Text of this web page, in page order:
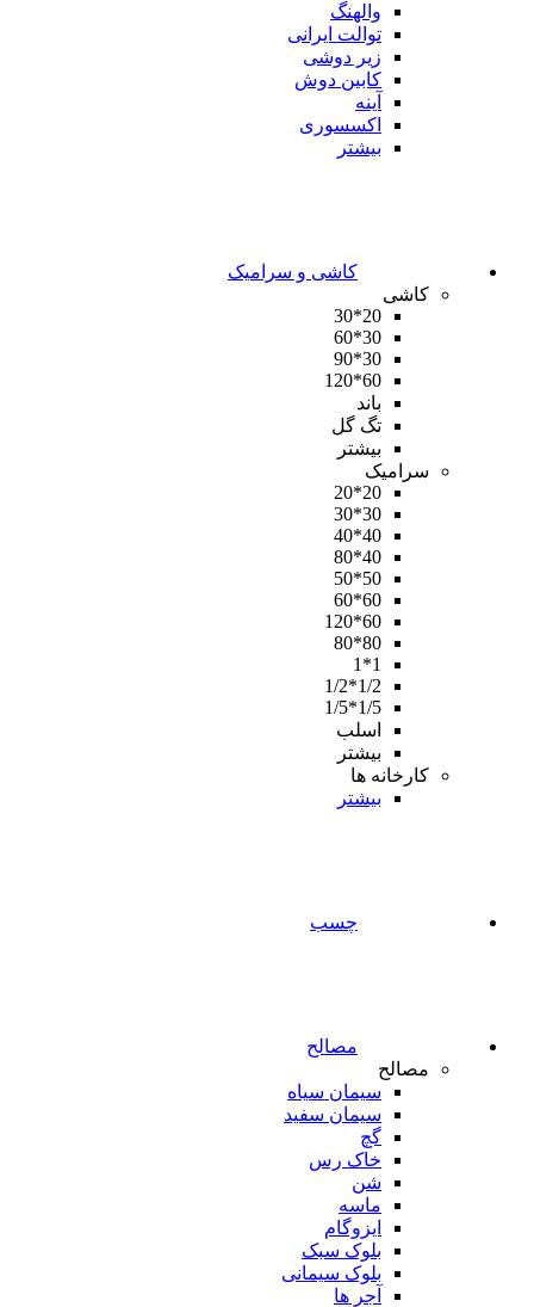
والهنگ
توالت ایرانی
زیر دوشی
کابین دوش
آینه
اکسسوری
بیشتر
کاشی و سرامیک
کاشی
20*30
30*60
30*90
60*120
باند
تگ گل
بیشتر
سرامیک
20*20
30*30
40*40
40*80
50*50
60*60
60*120
80*80
1*1
1/2*1/2
1/5*1/5
اسلب
بیشتر
کارخانه ها
بیشتر
چسب
مصالح
مصالح
سیمان سیاه
سیمان سفید
گچ
خاک رس
شن
ماسه
ایزوگام
بلوک سبک
بلوک سیمانی
آجر ها